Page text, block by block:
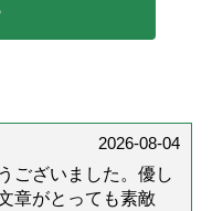
2026-08-04
ございました。優し
章がとっても素敵